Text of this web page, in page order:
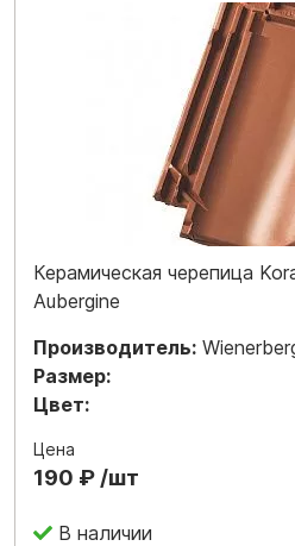
Керамическая черепица
Aubergine
Производитель:
Размер:
Цвет:
Цена
190 ₽ /шт
В наличии